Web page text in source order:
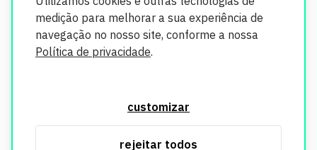
medição para melhorar a sua experiência de
navegação no nosso site, conforme a nossa
Política de privacidade.
customizar
rejeitar todos
segurança. Todos os dados coletados em nosso site são
utilizados exclusivamente para fins de aprimoramento de
informações, consulte nossa Política de Privacidade.